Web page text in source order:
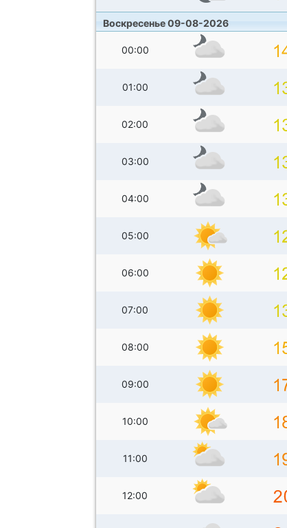
Воскресенье 09-08-2026
00:00
01:00
02:00
03:00
04:00
05:00
06:00
07:00
08:00
09:00
10:00
11:00
12:00